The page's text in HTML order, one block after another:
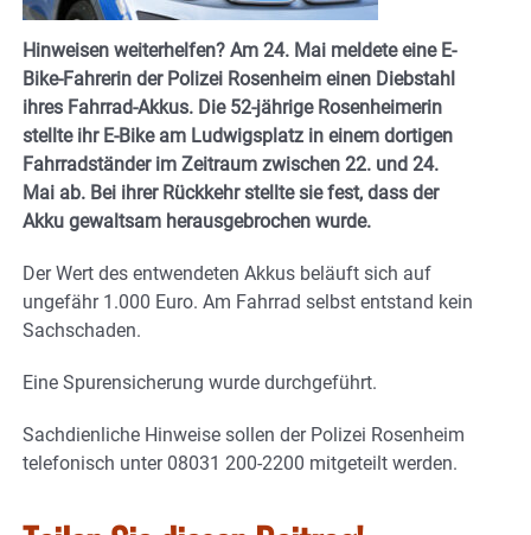
Hinweisen weiterhelfen? Am 24. Mai meldete eine E-
Bike-Fahrerin der Polizei Rosenheim einen Diebstahl
ihres Fahrrad-Akkus. Die 52-jährige Rosenheimerin
stellte ihr E-Bike am Ludwigsplatz in einem dortigen
Fahrradständer im Zeitraum zwischen 22. und 24.
Mai ab. Bei ihrer Rückkehr stellte sie fest, dass der
Akku gewaltsam herausgebrochen wurde.
Der Wert des entwendeten Akkus beläuft sich auf
ungefähr 1.000 Euro. Am Fahrrad selbst entstand kein
Sachschaden.
Eine Spurensicherung wurde durchgeführt.
Sachdienliche Hinweise sollen der Polizei Rosenheim
telefonisch unter 08031 200-2200 mitgeteilt werden.